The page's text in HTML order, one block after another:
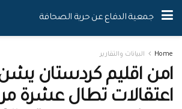
جمعية الدفاع عن حرية الصحافة
Home البيانات والتقارير
امن اقليم كردستان
اعتقالات تطال عشرة